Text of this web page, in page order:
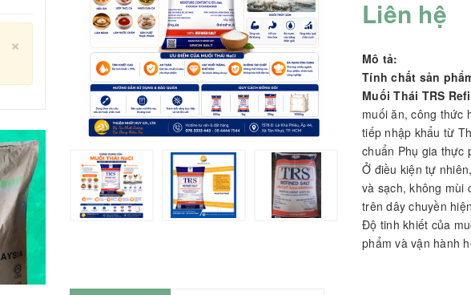
Liên hệ
Mô tả:
Tính chất sản
Muối Thái TRS
muối ăn, công thức
tiếp nhập khẩu từ
chuẩn Phụ gia thực
Ở điều kiện tự
và sạch, không mùi
trên dây chuyền
Độ tinh khiết của
phẩm và vận hành
× ×Close
Không có sản phẩm nào
trong danh mục này.
Không có sản phẩm nào
trong danh mục này.